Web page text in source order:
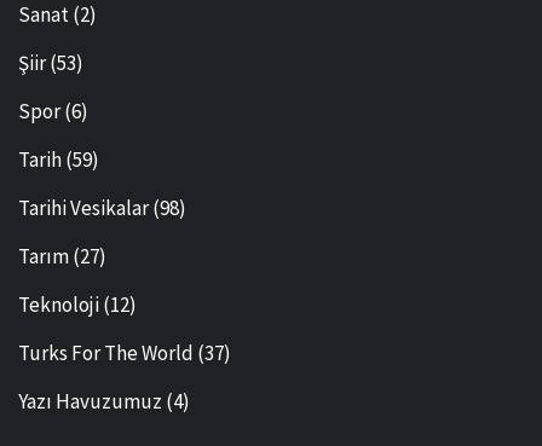
Sanat(2)
Şiir(53)
Spor(6)
Tarih(59)
Tarihi Vesikalar(98)
Tarım(27)
Teknoloji(12)
Turks For The World (37)
Yazı Havuzumuz (4)